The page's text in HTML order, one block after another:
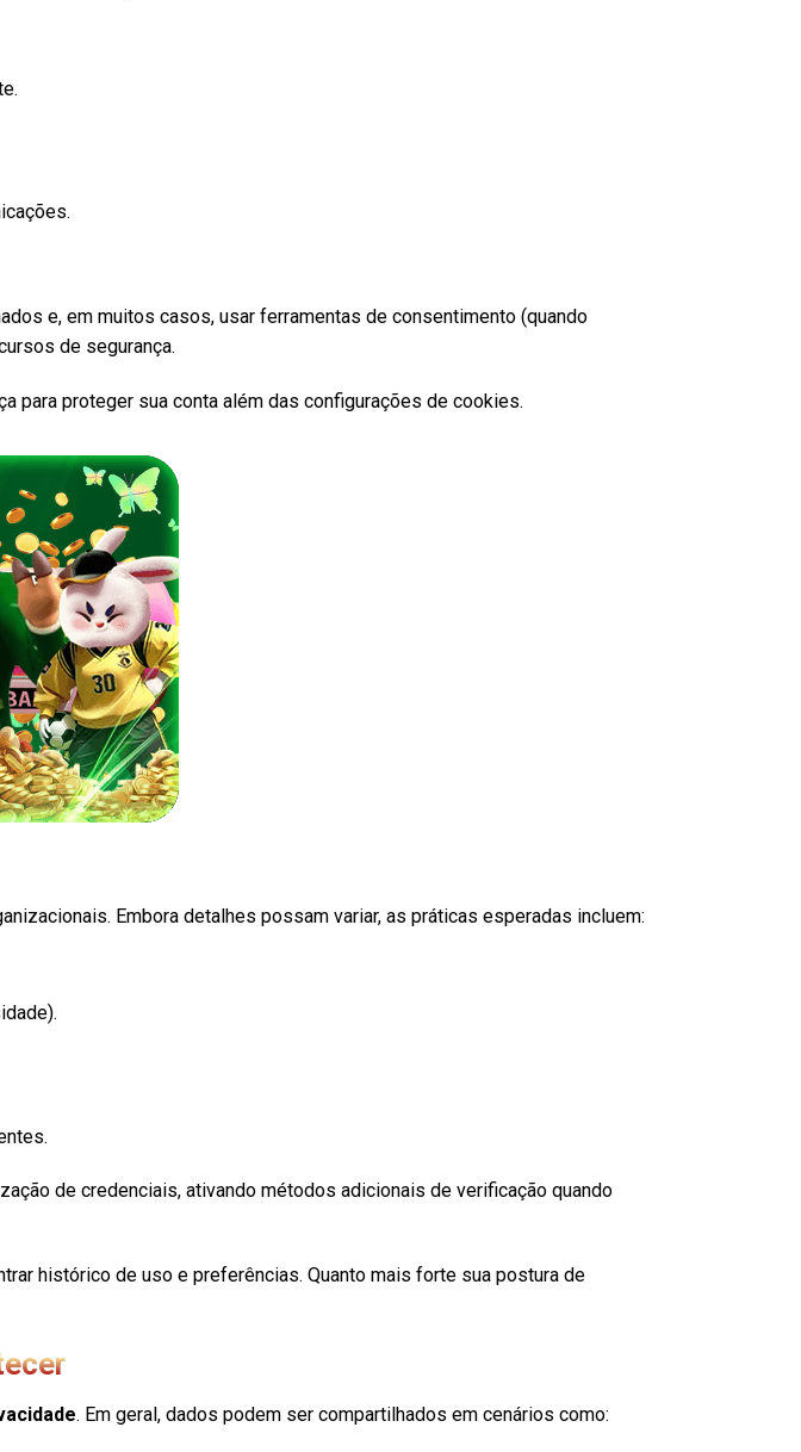
e, em muitos casos, usar ferramentas de consentimento (quando
de segurança.
para proteger sua conta além das configurações de cookies.
Embora detalhes possam variar, as práticas esperadas incluem:
de credenciais, ativando métodos adicionais de verificação quando
histórico de uso e preferências. Quanto mais forte sua postura de
. Em geral, dados podem ser compartilhados em cenários como: